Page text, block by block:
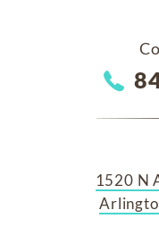
1520 N